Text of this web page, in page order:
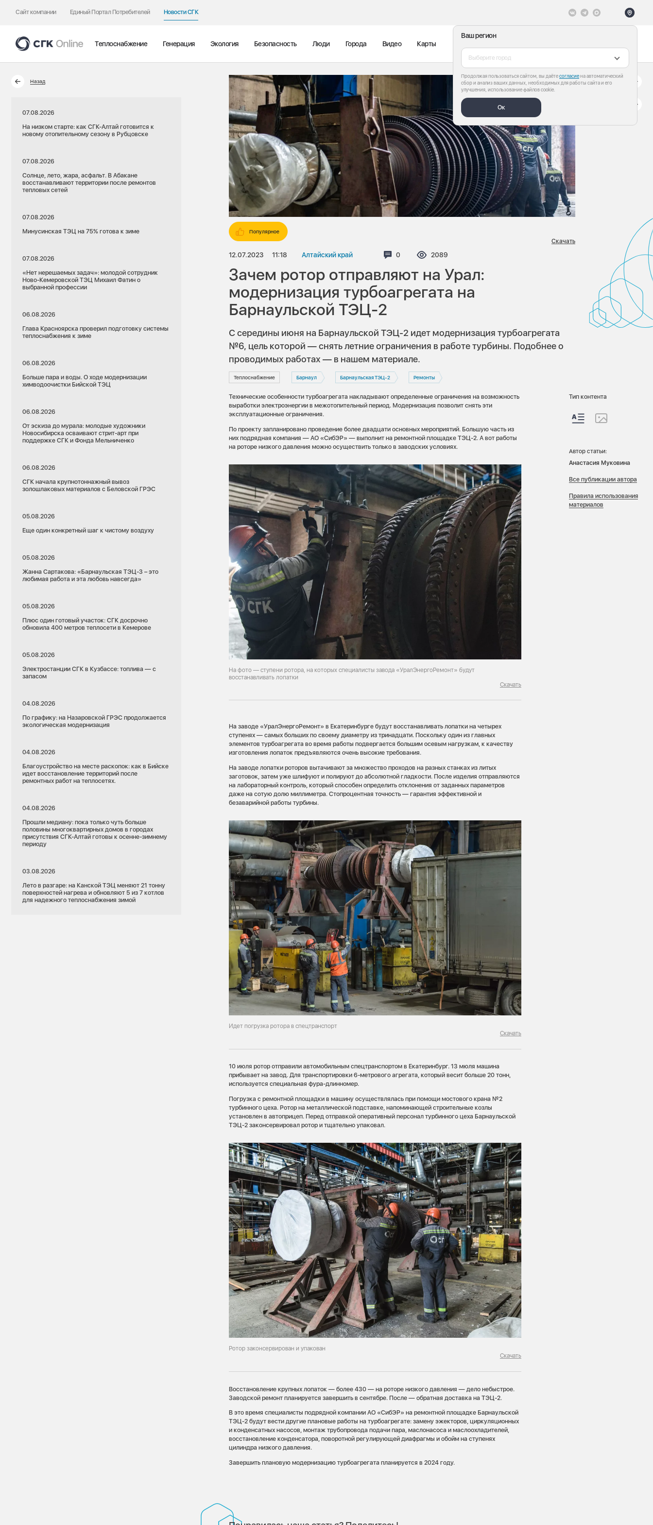
Сайт компании Единый Портал Потребителей Новости СГК
Ваш регион
Выберите город
Продолжая пользоваться сайтом, вы даётесогласиена автоматический
сбор и анализ ваших данных, необходимых для работы сайта и его
улучшения, использование файлов cookie.
Ок
Теплоснабжение Генерация Экология Безопасность Люди Города Видео Карты
Назад
07.08.2026
На низком старте: как СГК-Алтай готовится к
новому отопительному сезону в Рубцовске
07.08.2026
Солнце, лето, жара, асфальт. В Абакане
восстанавливают территории после ремонтов
тепловых сетей
07.08.2026
Минусинская ТЭЦ на 75% готова к зиме
07.08.2026
«Нет нерешаемых задач»: молодой сотрудник
Ново-Кемеровской ТЭЦ Михаил Фатин о
выбранной профессии
06.08.2026
Глава Красноярска проверил подготовку системы
теплоснабжения к зиме
06.08.2026
Больше пара и воды. О ходе модернизации
химводоочистки Бийской ТЭЦ
06.08.2026
От эскиза до мурала: молодые художники
Новосибирска осваивают стрит-арт при
поддержке СГК и Фонда Мельниченко
06.08.2026
СГК начала крупнотоннажный вывоз
золошлаковых материалов с Беловской ГРЭС
05.08.2026
Еще один конкретный шаг к чистому воздуху
05.08.2026
Жанна Сартакова: «Барнаульская ТЭЦ-3 – это
любимая работа и эта любовь навсегда»
05.08.2026
Плюс один готовый участок: СГК досрочно
обновила 400 метров теплосети в Кемерове
05.08.2026
Электростанции СГК в Кузбассе: топлива — с
запасом
04.08.2026
По графику: на Назаровской ГРЭС продолжается
экологическая модернизация
04.08.2026
Благоустройство на месте раскопок: как в Бийске
идет восстановление территорий после
ремонтных работ на теплосетях.
04.08.2026
Прошли медиану: пока только чуть больше
половины многоквартирных домов в городах
присутствия СГК-Алтай готовы к осенне-зимнему
периоду
03.08.2026
Лето в разгаре: на Канской ТЭЦ меняют 21 тонну
поверхностей нагрева и обновляют 5 из 7 котлов
для надежного теплоснабжения зимой
Популярное
12.07.2023 11:18 Алтайский край Комментариев:
0 Просмотров:
2089
Скачать
Зачем ротор отправляют на Урал:
модернизация турбоагрегата на
Барнаульской ТЭЦ-2
С середины июня на Барнаульской ТЭЦ-2 идет модернизация турбоагрегата
№6, цель которой — снять летние ограничения в работе турбины. Подобнее о
проводимых работах — в нашем материале.
Теплоснабжение Барнаул Барнаульская ТЭЦ-2 Ремонты
Технические особенности турбоагрегата накладывают определенные ограничения на возможность
выработки электроэнергии в межотопительный период. Модернизация позволит снять эти
эксплуатационные ограничения.
По проекту запланировано проведение более двадцати основных мероприятий. Большую часть из
них подрядная компания — АО «СибЭР» — выполнит на ремонтной площадке ТЭЦ-2. А вот работы
на роторе низкого давления можно осуществить только в заводских условиях.
На фото — ступени ротора, на которых специалисты завода «УралЭнергоРемонт» будут
восстанавливать лопатки
Скачать
На заводе «УралЭнергоРемонт» в Екатеринбурге будут восстанавливать лопатки на четырех
ступенях — самых больших по своему диаметру из тринадцати. Поскольку один из главных
элементов турбоагрегата во время работы подвергается большим осевым нагрузкам, к качеству
изготовления лопаток предъявляются очень высокие требования.
На заводе лопатки роторов вытачивают за множество проходов на разных станках из литых
заготовок, затем уже шлифуют и полируют до абсолютной гладкости. После изделия отправляются
на лабораторный контроль, который способен определить отклонения от заданных параметров
даже на сотую долю миллиметра. Стопроцентная точность — гарантия эффективной и
безаварийной работы турбины.
Идет погрузка ротора в спецтранспорт
Скачать
10 июля ротор отправили автомобильным спецтранспортом в Екатеринбург. 13 мюля машина
прибывает на завод. Для транспортировки 6-метрового агрегата, который весит больше 20 тонн,
используется специальная фура-длинномер.
Погрузка с ремонтной площадки в машину осуществлялась при помощи мостового крана №2
турбинного цеха. Ротор на металлической подставке, напоминающей строительные козлы
установлен в автоприцеп. Перед отправкой оперативный персонал турбинного цеха Барнаульской
ТЭЦ-2 законсервировал ротор и тщательно упаковал.
Ротор законсервирован и упакован
Скачать
Восстановление крупных лопаток — более 430 — на роторе низкого давления — дело небыстрое.
Заводской ремонт планируется завершить в сентябре. После — обратная доставка на ТЭЦ-2.
В это время специалисты подрядной компании АО «СибЭР» на ремонтной площадке Барнаульской
ТЭЦ-2 будут вести другие плановые работы на турбоагрегате: замену эжекторов, циркуляционных
и конденсатных насосов, монтаж трубопровода подачи пара, маслонасоса и маслоохладителей,
восстановление конденсатора, поворотной регулирующей диафрагмы и обойм на ступенях
цилиндра низкого давления.
Завершить плановую модернизацию турбоагрегата планируется в 2024 году.
Тип контента
Автор статьи:
Анастасия Муковина
Все публикации автора
Правила использования
материалов